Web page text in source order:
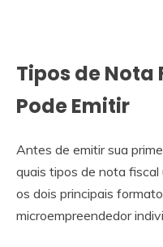
Tipos de Nota
Pode Emitir
Antes de emitir sua
quais tipos de nota fiscal
os dois principais
microempreendedor